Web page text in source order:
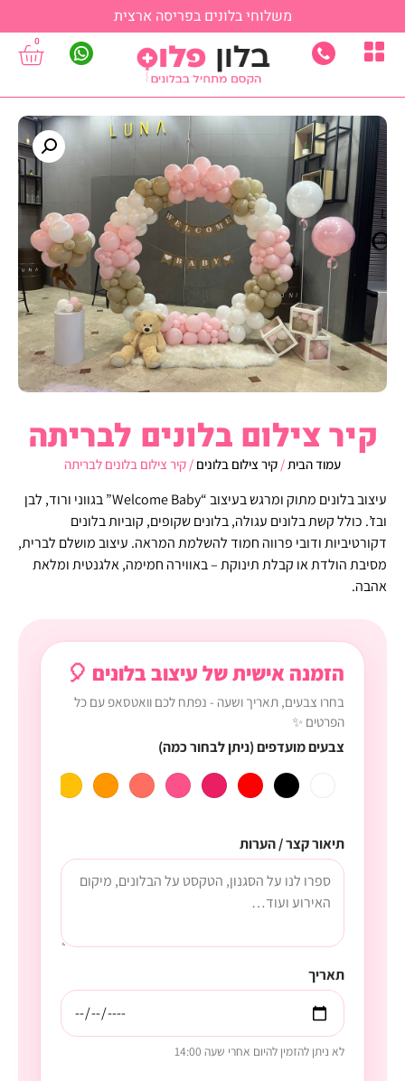
משלוחי בלונים בפריסה ארצית
0
קיר צילום בלונים לבריתה
עמוד הבית/ קיר צילום בלונים / קיר צילום בלונים לבריתה
עיצוב בלונים מתוק ומרגש בעיצוב “Welcome Baby” בגווני ורוד, לבן
ובז’. כולל קשת בלונים עגולה, בלונים שקופים, קוביות בלונים
דקורטיביות ודובי פרווה חמוד להשלמת המראה. עיצוב מושלם לברית,
מסיבת הולדת או קבלת תינוקת – באווירה חמימה, אלגנטית ומלאת
אהבה.
הזמנה אישית של עיצוב בלונים 🎈
בחרו צבעים, תאריך ושעה - נפתח לכם וואטסאפ עם כל
הפרטים ✨
צבעים מועדפים (ניתן לבחור כמה)
תיאור קצר / הערות
תאריך
לא ניתן להזמין להיום אחרי שעה 14:00